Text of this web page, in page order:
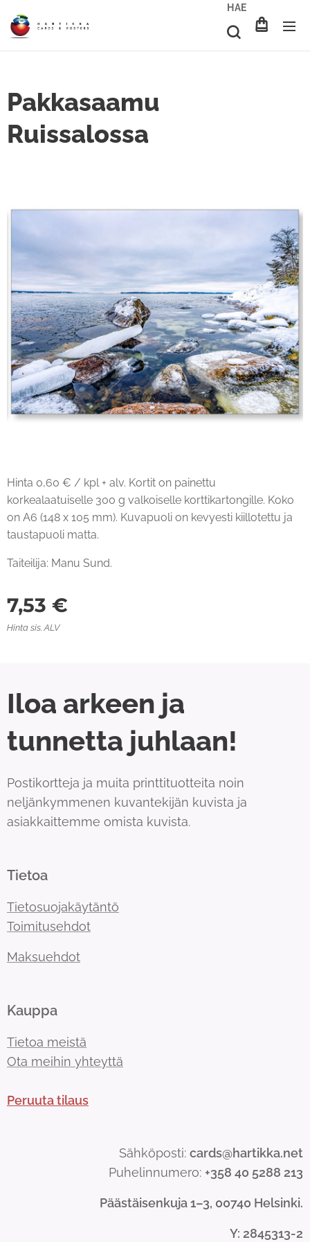
HAE
Pakkasaamu
Ruissalossa
Hinta 0,60 € / kpl + alv. Kortit on painettu
korkealaatuiselle 300 g valkoiselle korttikartongille. Koko
on A6 (148 x 105 mm). Kuvapuoli on kevyesti kiillotettu ja
taustapuoli matta.
Taiteilija: Manu Sund.
7,53 €
Hinta sis. ALV
Iloa arkeen ja
tunnetta juhlaan!
Postikortteja ja muita printtituotteita noin
neljänkymmenen kuvantekijän kuvista ja
asiakkaittemme omista kuvista.
Tietoa
Tietosuojakäytäntö
Toimitusehdot
Maksuehdot
Kauppa
Tietoa meistä
Ota meihin yhteyttä
Peruuta tilaus
Sähköposti: cards@hartikka.net
Puhelinnumero: +358 40 5288 213
Päästäisenkuja 1–3, 00740 Helsinki.
Y: 2845313-2